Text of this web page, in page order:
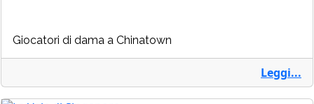
Giocatori di dama a Chinatown
Leggi...